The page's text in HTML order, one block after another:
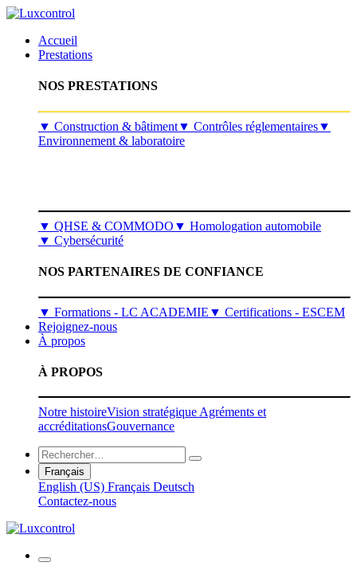
Accueil
Prestations
NOS PRESTATIONS
​▼ Construction & bâtiment▼ Contrôles réglementaires▼
Environnement & laboratoire
▼ QHSE & COMMODO ▼ Homologation automobile
▼ Cybersécurité
NOS PARTENAIRES DE CONFIANCE
▼ Formations - LC ACADEMIE ▼ Certifications - ESCEM
Rejoignez-nous
À propos
À PROPOS
Notre histoireVision stratégique Agréments et
accréditationsGouvernance
Français
English (US) Français Deutsch
Contactez-nous